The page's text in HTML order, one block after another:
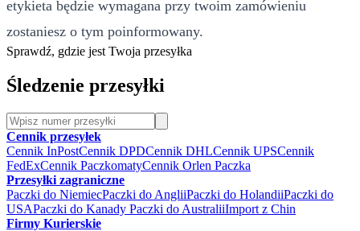
etykieta będzie wymagana przy twoim zamówieniu
zostaniesz o tym poinformowany.
Sprawdź, gdzie jest Twoja przesyłka
Śledzenie przesyłki
Cennik przesyłek
Cennik InPostCennik DPDCennik DHLCennik UPSCennik
FedExCennik PaczkomatyCennik Orlen Paczka
Przesyłki zagraniczne
Paczki do NiemiecPaczki do AngliiPaczki do HolandiiPaczki do
USAPaczki do Kanady Paczki do AustraliiImport z Chin
Firmy Kurierskie